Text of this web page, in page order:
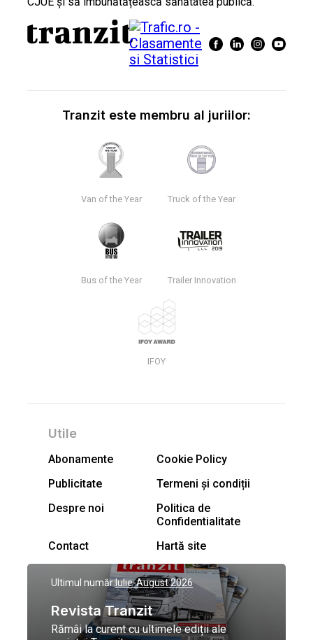
Tranzit este membru al juriilor:
Van of the Year Truck of the Year
Bus of the Year Trailer Innovation
IFOY
Utile
Abonamente
Cookie Policy
Publicitate
Termeni și condiții
Despre noi
Politica de
Confidentialitate
Contact
Hartă site
Ultimul număr:Iulie-August 2026
Revista Tranzit
Rămâi la curent cu ultimele ediții ale